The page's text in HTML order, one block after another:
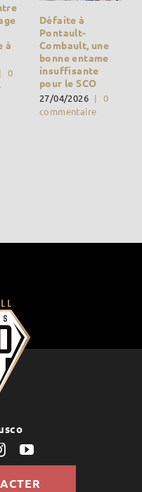
à
|
0
Défaite à
Pontault-
Combault, une
bonne entame
insuffisante
pour le SCO
27/04/2026 |
0
commentaire